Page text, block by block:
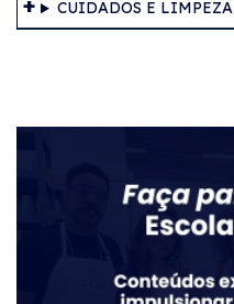
CUIDADOS E LIMPEZA